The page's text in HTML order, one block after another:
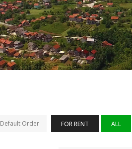
ALL
FOR RENT
Default Order